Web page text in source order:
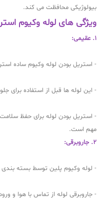
بیولوژیکی محافظت می کند.
ویژگی های لوله وکیوم
1. عقیمی:
- استریل بودن لوله وکیوم ساده
- این لوله ها قبل از استفاده برای
- استریل بودن لوله برای حفظ
مهم است.
2. جاروبرقی:
- لوله وکیوم پلین توسط بسته
- جاروبرقی لوله از تماس با هوا و